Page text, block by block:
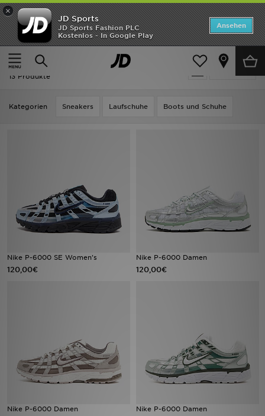
×
JD Sports
JD Sports Fashion PLC
Kostenlos - In Google Play
Ansehen
Startseite
Frauen Frauenschuhe
verfeinern
Frauenschuhe - Nike P-6000
13 Produkte
Kategorien Sneakers Laufschuhe Boots und Schuhe
Nike P-6000 SE Women's
120,00€
Nike P-6000 Damen
120,00€
Nike P-6000 Damen Nike P-6000 Damen
Startseite
ANGEBOTE
Marken
Bestsellers
Geschenkkarte
Filialfinder